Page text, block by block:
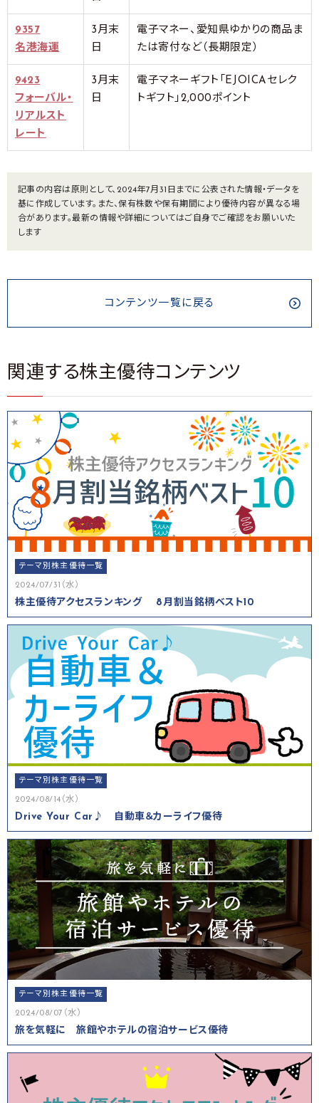
9357
名港海運
3月末
日
電子マネー、愛知県ゆかりの商品ま
たは寄付など（長期限定）
9423
フォーバル・
リアルスト
レート
3月末
日
電子マネーギフト「EJOICAセレク
トギフト」2,000ポイント
記事の内容は原則として、2024年7月31日までに公表された情報・データを
基に作成しています。また、保有株数や保有期間により優待内容が異なる場
合があります。最新の情報や詳細についてはご自身でご確認をお願いいた
します
コンテンツ一覧に戻る
関連する株主優待コンテンツ
テーマ別株主優待一覧
2024/07/31（水）
株主優待アクセスランキング 8月割当銘柄ベスト10
テーマ別株主優待一覧
2024/08/14（水）
Drive Your Car♪ 自動車＆カーライフ優待
テーマ別株主優待一覧
2024/08/07（水）
旅を気軽に 旅館やホテルの宿泊サービス優待